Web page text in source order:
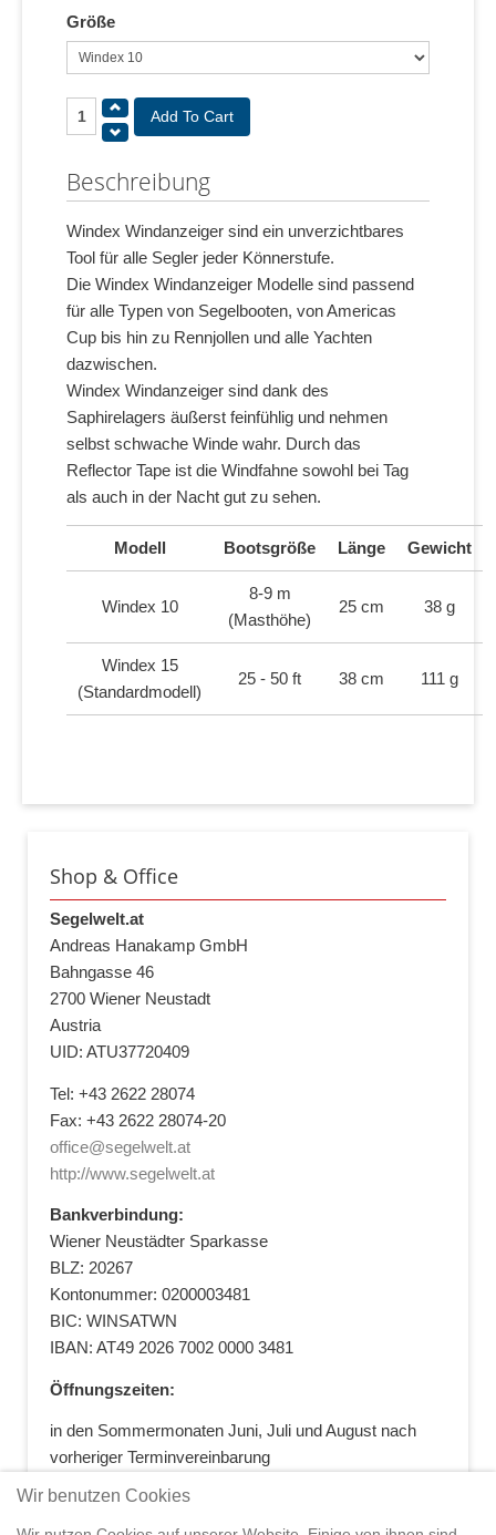
Größe
Beschreibung
Windex Windanzeiger sind ein unverzichtbares
Tool für alle Segler jeder Könnerstufe.
Die Windex Windanzeiger Modelle sind passend
für alle Typen von Segelbooten, von Americas
Cup bis hin zu Rennjollen und alle Yachten
dazwischen.
Windex Windanzeiger sind dank des
Saphirelagers äußerst feinfühlig und nehmen
selbst schwache Winde wahr. Durch das
Reflector Tape ist die Windfahne sowohl bei Tag
als auch in der Nacht gut zu sehen.
Modell Bootsgröße Länge Gewicht
Windex 10
8-9 m
(Masthöhe)
25 cm 38 g
Windex 15
(Standardmodell)
25 - 50 ft 38 cm 111 g
Shop & Office
Segelwelt.at
Andreas Hanakamp GmbH
Bahngasse 46
2700 Wiener Neustadt
Austria
UID: ATU37720409
Tel: +43 2622 28074
Fax: +43 2622 28074-20
office@segelwelt.at
http://www.segelwelt.at
Bankverbindung:
Wiener Neustädter Sparkasse
BLZ: 20267
Kontonummer: 0200003481
BIC: WINSATWN
IBAN: AT49 2026 7002 0000 3481
Öffnungszeiten:
in den Sommermonaten Juni, Juli und August nach
vorheriger Terminvereinbarung
Wir benutzen Cookies